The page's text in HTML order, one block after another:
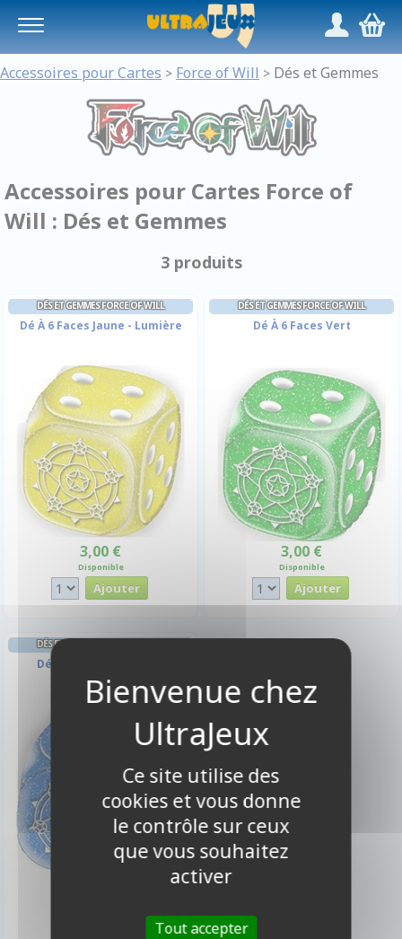
/,
Accessoires pour Cartes > Force of Will > Dés et Gemmes
Accessoires pour Cartes Force of
Will : Dés et Gemmes
3 produits
DÉS ET GEMMES FORCE OF WILL
Dé À 6 Faces Jaune - Lumière
3,00 €
Disponible
DÉS ET GEMMES FORCE OF WILL
Dé À 6 Faces Vert
3,00 €
Disponible
DÉS ET GEMMES FORCE OF WILL
Dé À 6 Faces Bleu - Eau
Ce site utilise des
cookies et vous donne
le contrôle sur ceux
que vous souhaitez
activer
Tout accepter